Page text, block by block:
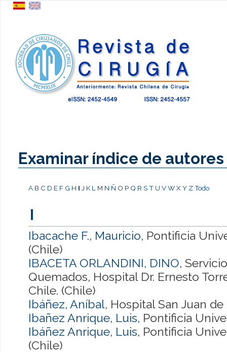
Examinar índice de autores
A B C D E F G H I J K L M N Ñ O P Q R ST U VWXY ZTodo
I
Ibacache F., Mauricio, Pontificia
(Chile)
IBACETA ORLANDINI, DINO,
Quemados, Hospital Dr. Ernesto
Chile. (Chile)
Ibáñez, Aníbal, Hospital San Juan
Ibañez Anrique, Luis, Pontificia
Ibáñez Anrique, Luis, Pontificia
(Chile)